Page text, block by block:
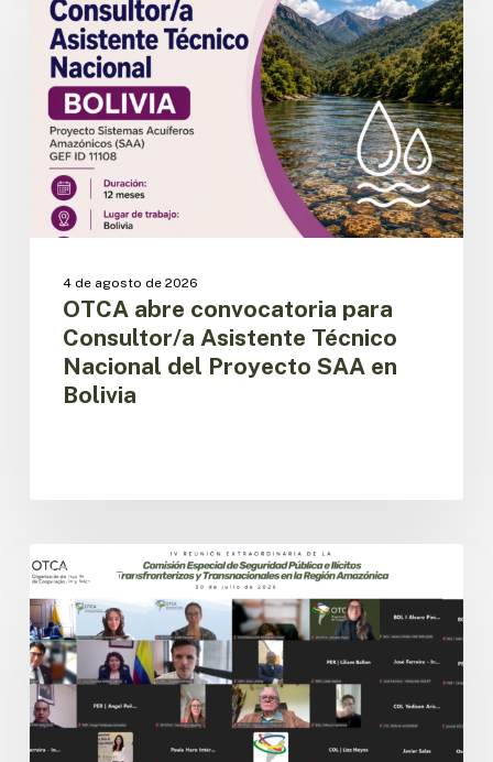
convocatoria
para
Consultor/a
Asistente
Técnico
Nacional
del
Proyecto
SAA
4 de agosto de 2026
OTCA abre convocatoria para
Consultor/a Asistente Técnico
Nacional del Proyecto SAA en
Bolivia
CESPIT
amazónicos
avanzan
en
la
implementación
de
la
agenda